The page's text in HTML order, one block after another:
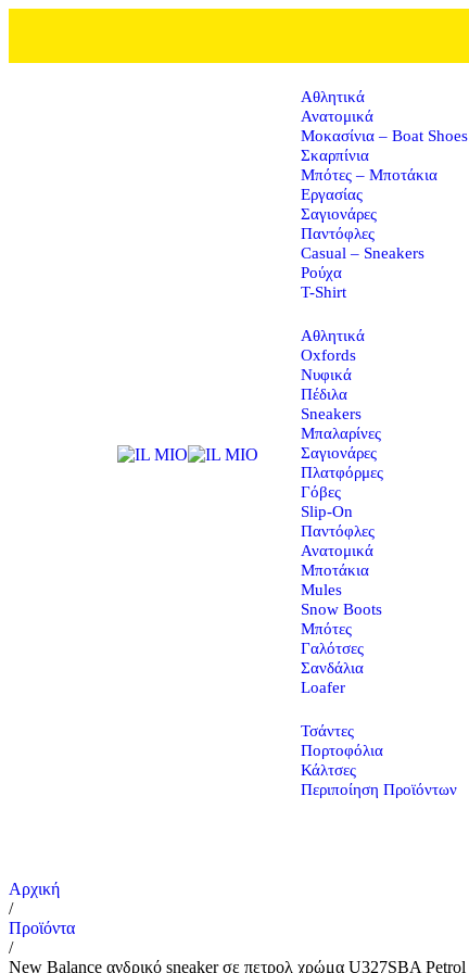
Αθλητικά
Ανατομικά
Μοκασίνια – Boat Shoes
Σκαρπίνια
Μπότες – Μποτάκια
Εργασίας
Σαγιονάρες
Παντόφλες
Casual – Sneakers
Ρούχα
T-Shirt
Αθλητικά
Oxfords
Νυφικά
Πέδιλα
Sneakers
Μπαλαρίνες
Σαγιονάρες
Πλατφόρμες
Γόβες
Slip-On
Παντόφλες
Ανατομικά
Μποτάκια
Mules
Snow Boots
Μπότες
Γαλότσες
Σανδάλια
Loafer
Τσάντες
Πορτοφόλια
Κάλτσες
Περιποίηση Προϊόντων
Αρχική
/
Προϊόντα
/
New Balance ανδρικό sneaker σε πετρολ χρώμα U327SBA Petrol